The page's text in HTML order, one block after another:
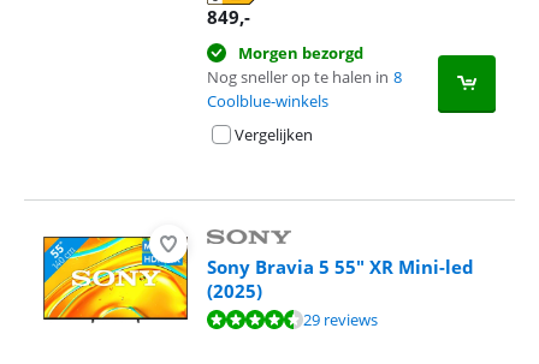
849,-
Morgen bezorgd
Nog sneller op te halen in 8
Coolblue-winkels
Vergelijken
Sony Bravia 5 55" XR Mini-led
(2025)
Beoordeling is 9,0 van de 10, gebaseerd op 29 reviews.
29 reviews